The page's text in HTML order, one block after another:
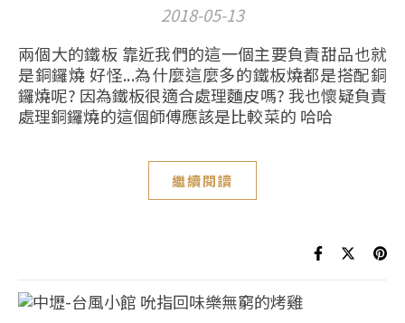
2018-05-13
兩個大的鐵板 靠近我們的這一個主要負責甜品也就
是銅鑼燒 好怪...為什麼這麼多的鐵板燒都是搭配銅
鑼燒呢? 因為鐵板很適合處理麵皮嗎? 我也懷疑負責
處理銅鑼燒的這個師傅應該是比較菜的 哈哈
繼續閱讀